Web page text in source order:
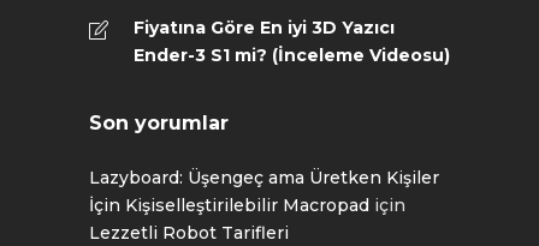
Fiyatına Göre En iyi 3D Yazıcı
Ender-3 S1 mi? (İnceleme Videosu)
Son yorumlar
Lazyboard: Üşengeç ama Üretken Kişiler
İçin Kişiselleştirilebilir Macropad için
Lezzetli Robot Tarifleri